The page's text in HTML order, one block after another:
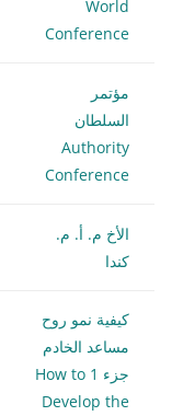
World
Conference
مؤتمر
السلطان
Authority
Conference
الأخ م. أ. م.
كندا
كيفية نمو روح
مساعد الخادم
جزء 1 How to
Develop the